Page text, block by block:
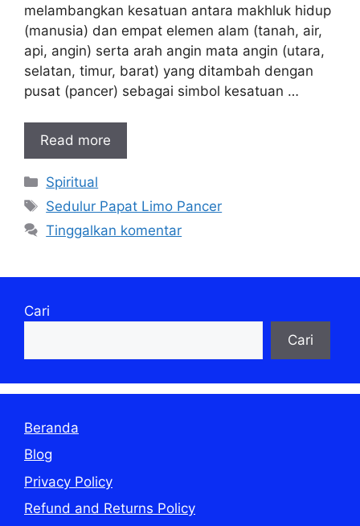
melambangkan kesatuan antara makhluk hidup
(manusia) dan empat elemen alam (tanah, air,
api, angin) serta arah angin mata angin (utara,
selatan, timur, barat) yang ditambah dengan
pusat (pancer) sebagai simbol kesatuan …
Read more
Kategori
Spiritual
Tag
Sedulur Papat Limo Pancer
Tinggalkan komentar
Cari
Cari
Beranda
Blog
Privacy Policy
Refund and Returns Policy